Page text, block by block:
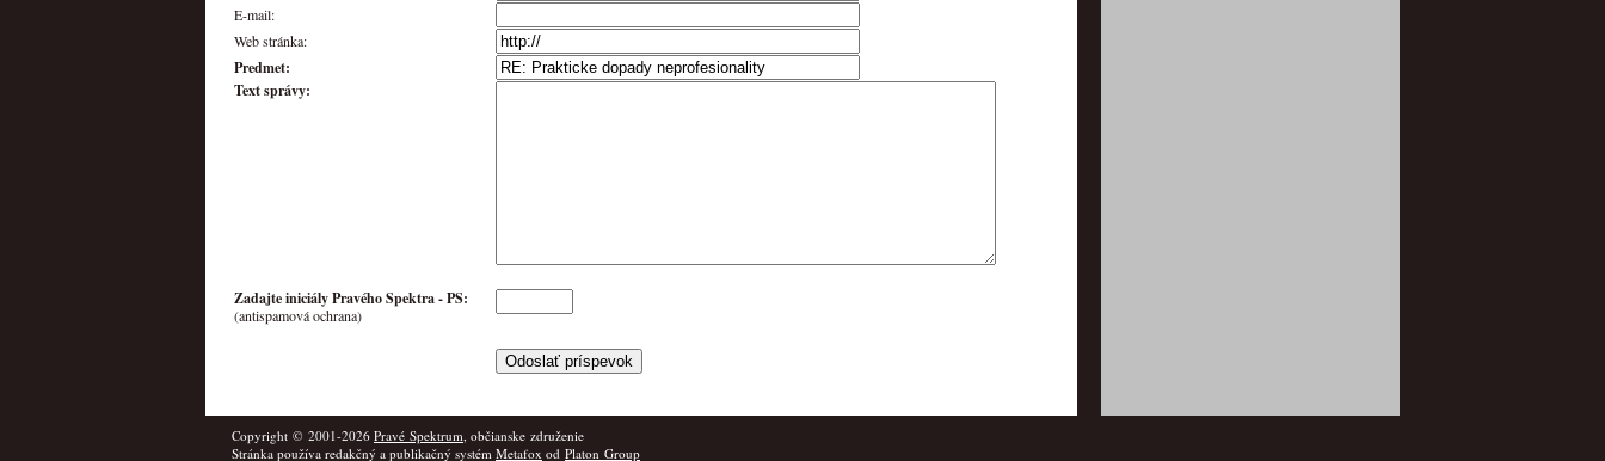
E-mail:
Web stránka:
Predmet:
Text správy:
Zadajte iniciály Pravého Spektra -PS:
(antispamová ochrana)
Copyright © 2001-2026 Pravé Spektrum, občianske združenie
Stránka používa redakčný a publikačný systém Metafox od Platon Group